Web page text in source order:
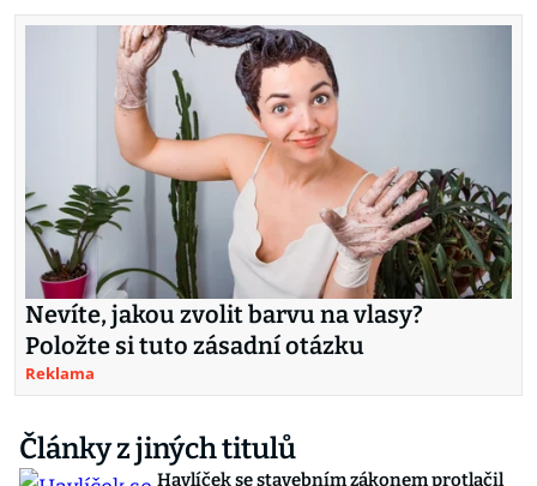
Nevíte, jakou zvolit barvu na vlasy?
Položte si tuto zásadní otázku
Reklama
Články z jiných titulů
Havlíček se stavebním zákonem protlačil